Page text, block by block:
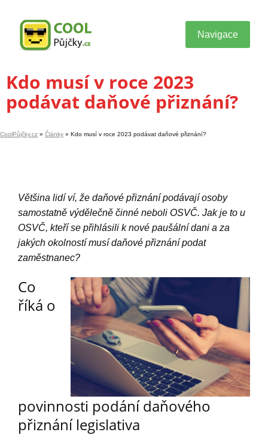
Navigace
Kdo musí v roce 2023
podávat daňové přiznání?
CoolPůjčky.cz » Články » Kdo musí v roce 2023 podávat daňové přiznání?
Většina lidí ví, že daňové přiznání podávají osoby
samostatně výdělečně činné neboli OSVČ. Jak je to u
OSVČ, kteří se přihlásili k nové paušální dani a za
jakých okolností musí daňové přiznání podat
zaměstnanec?
Co
říká o
povinnosti podání daňového
přiznání legislativa